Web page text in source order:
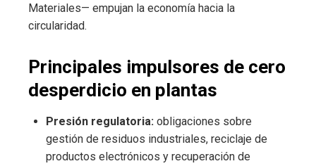
Materiales— empujan la economía hacia la
circularidad.
Principales impulsores de cero
desperdicio en plantas
Presión regulatoria: obligaciones sobre
gestión de residuos industriales, reciclaje de
productos electrónicos y recuperación de